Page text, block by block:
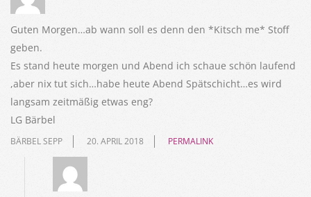
Guten Morgen…ab wann soll es denn den *Kitsch me* Stoff
geben.
Es stand heute morgen und Abend ich schaue schön laufend
,aber nix tut sich…habe heute Abend Spätschicht…es wird
langsam zeitmäßig etwas eng?
LG Bärbel
BÄRBEL SEPP 20. APRIL 2018 PERMALINK